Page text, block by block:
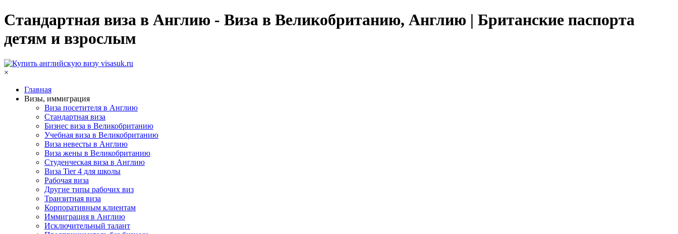
Стандартная виза в Англию - Виза в Великобританию, Англию | Британские паспорта
детям и взрослым
×
Главная
Визы, иммиграция
Виза посетителя в Англию
Стандартная виза
Бизнес виза в Великобританию
Учебная виза в Великобританию
Виза невесты в Англию
Виза жены в Великобританию
Студенческая виза в Англию
Виза Tier 4 для школы
Рабочая виза
Другие типы рабочих виз
Транзитная виза
Корпоративным клиентам
Иммиграция в Англию
Исключительный талант